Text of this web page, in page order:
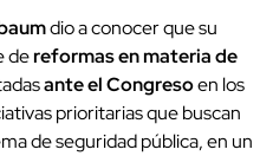
dio a conocer que su
dereformas en materia de
ante el Congresoen los
prioritarias que buscan
de seguridad pública, en un